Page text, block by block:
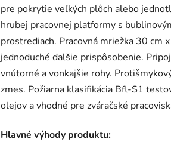
pre pokrytie veľkých plôch alebo
hrubej pracovnej platformy s
prostrediach. Pracovná mriežka 30 cm
jednoduché ďalšie prispôsobenie.
vnútorné a vonkajšie rohy.
zmes. Požiarna klasifikácia Bfl-S1
olejov a vhodné pre zváračské
Hlavné výhody produktu: